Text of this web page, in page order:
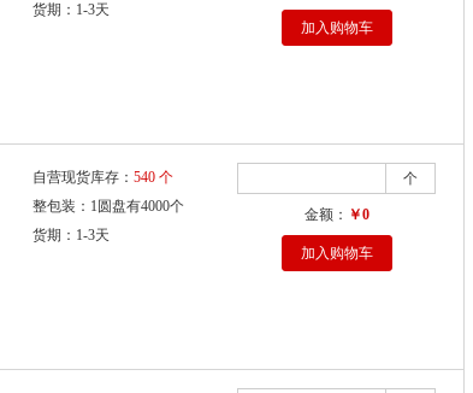
货期：1-3天
加入购物车
自营现货库存： 540 个
整包装：1圆盘有4000个
货期：1-3天
个
金额： ￥0
加入购物车